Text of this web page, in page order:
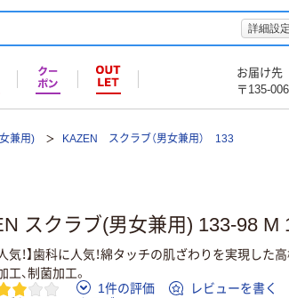
詳細設定
お届け先
〒135-
兼用) KAZEN スクラブ（男女兼用） 133
スクラブ(男女兼用) 133-98
気！】歯科に人気！綿タッチの肌ざわりを実現した
工、制菌加工。
1件の評価
レビューを書く